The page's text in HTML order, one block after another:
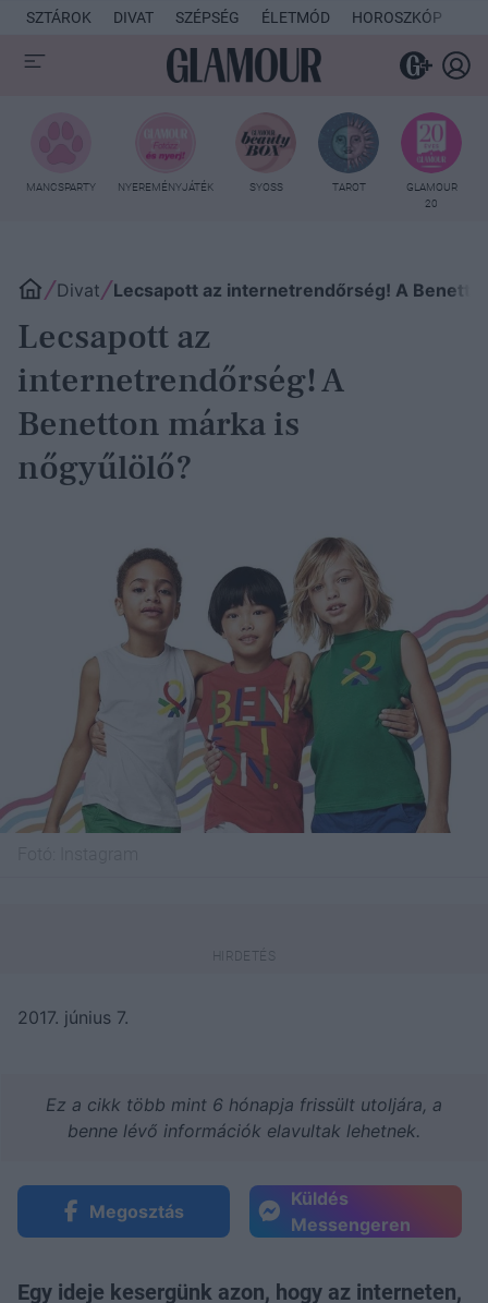
SZTÁROK DIVAT SZÉPSÉG ÉLETMÓD HOROSZKÓP
MANCSPARTY NYEREMÉNYJÁTÉK SYOSS TAROT
GLAMOUR
20
Divat Lecsapott az internetrendőrség! A
Lecsapott az
internetrendőrség! A
Benetton márka is
nőgyűlölő?
2017. június 7.
Ez a cikk több mint 6 hónapja frissült utoljára, a
benne lévő információk elavultak lehetnek.
Megosztás
Küldés
Messengeren
Egy ideje kesergünk azon, hogy az interneten,